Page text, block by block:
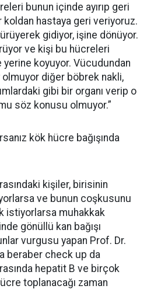
bunun içinde ayırıp geri
koldan hastaya geri veriyoruz.
gidiyor, işine dönüyor.
ve kişi bu hücreleri
koyuyor. Vücudundan
diğer böbrek nakli,
gibi bir organı verip o
söz konusu olmuyor.”
kök hücre bağışında
kişiler, birisinin
ve bunun coşkusunu
istiyorlarsa muhakkak
gönüllü kan bağışı
vurgusu yapan Prof. Dr.
beraber check up da
hepatit B ve birçok
toplanacağı zaman